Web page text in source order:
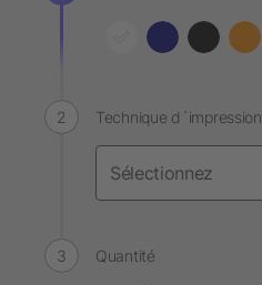
Technique d´impression
Quantité